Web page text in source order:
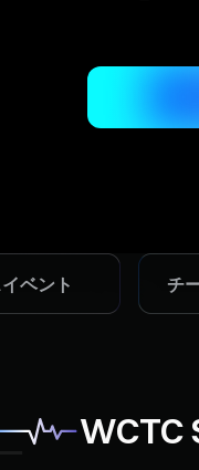
ント
イベン ト チー
チ
WCTC